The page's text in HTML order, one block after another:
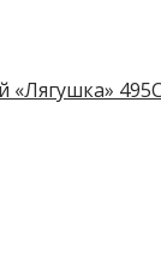
«Лягушка»